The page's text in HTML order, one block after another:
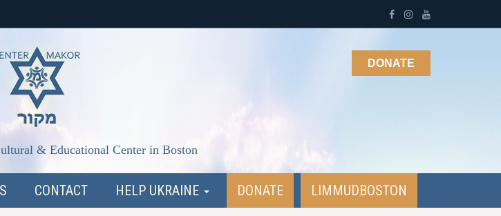
& Educational Center in Boston
DONATE
CONTACT HELP UKRAINE DONATE LIMMUDBOSTON